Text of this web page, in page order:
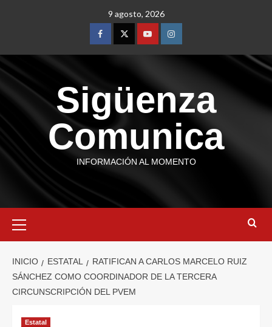
9 agosto, 2026
Sigüenza
Comunica
INFORMACIÓN AL MOMENTO
INICIO ESTATAL
RATIFICAN A CARLOS MARCELO RUIZ
SÁNCHEZ COMO COORDINADOR DE LA TERCERA
CIRCUNSCRIPCIÓN DEL PVEM
Estatal